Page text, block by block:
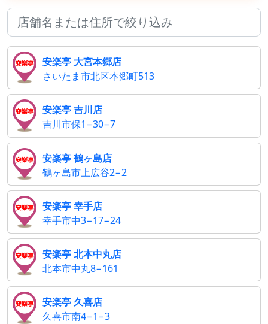
安楽亭 大宮本郷店
さいたま市北区本郷町513
安楽亭 吉川店
吉川市保1−30−7
安楽亭 鶴ヶ島店
鶴ヶ島市上広谷2−2
安楽亭 幸手店
幸手市中3−17−24
安楽亭 北本中丸店
北本市中丸8−161
安楽亭 久喜店
久喜市南4−1−3